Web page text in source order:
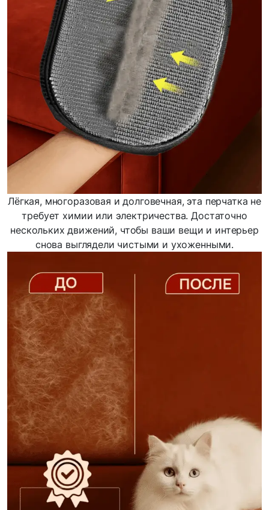
Лёгкая, многоразовая и долговечная, эта перчатка не
требует химии или электричества. Достаточно
нескольких движений, чтобы ваши вещи и интерьер
снова выглядели чистыми и ухоженными.